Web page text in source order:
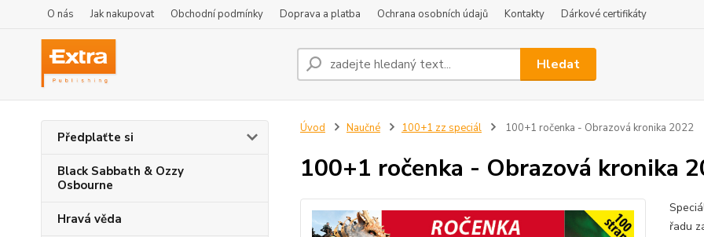
O nás Jak nakupovat Obchodní podmínky Doprava a platba Ochrana osobních údajů Kontakty Dárkové certifikáty
Hledat
Předplaťte si
Black Sabbath & Ozzy
Osbourne
Hravá věda
Úvod Naučné 100+1 zz speciál 100+1 ročenka - Obrazová kronika 2022
100+1 ročenka - Obrazová kronika
řadu